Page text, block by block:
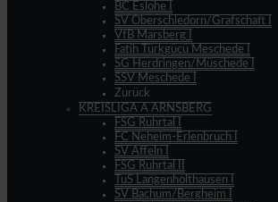
BC Eslohe I
SV Oberschledorn/Grafschaft I
VfB Marsberg I
Fatih Türkgücü Meschede I
SG Herdringen/Müschede I
SSV Meschede I
Zurück
KREISLIGA A ARNSBERG
FSG Ruhrtal I
FC Neheim-Erlenbruch I
SV Affeln I
FSG Ruhrtal II
TuS Langenholthausen I
SV Bachum/Bergheim I